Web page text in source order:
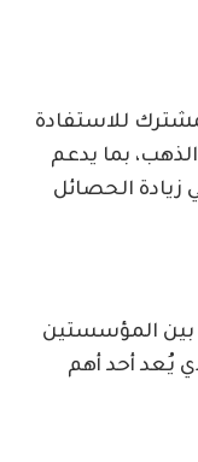
للاستفادة
بما يدعم
زيادة الحصائل
بين المؤسستين
يُعد أحد أهم